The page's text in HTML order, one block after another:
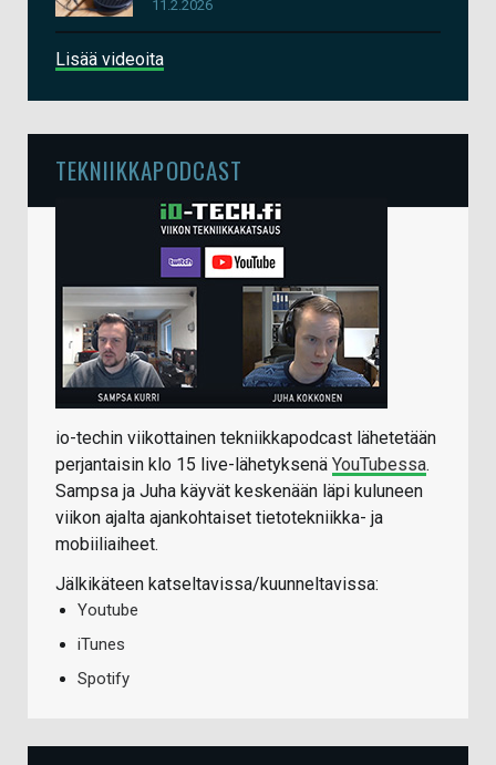
11.2.2026
Lisää videoita
TEKNIIKKAPODCAST
io-techin viikottainen tekniikkapodcast lähetetään
perjantaisin klo 15 live-lähetyksenä YouTubessa.
Sampsa ja Juha käyvät keskenään läpi kuluneen
viikon ajalta ajankohtaiset tietotekniikka- ja
mobiiliaiheet.
Jälkikäteen katseltavissa/kuunneltavissa:
Youtube
iTunes
Spotify